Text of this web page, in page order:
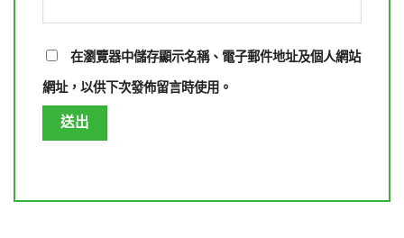
在瀏覽器中儲存顯示名稱、電子郵件地址及個人網站
網址，以供下次發佈留言時使用。